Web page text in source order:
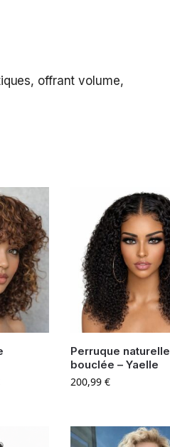
offrant volume,
Perruque naturelle
bouclée – Yaelle
200,99 €